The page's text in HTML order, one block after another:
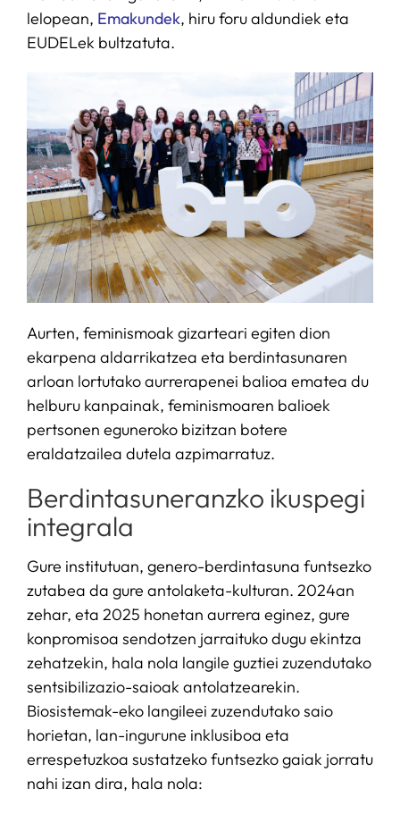
lelopean, Emakundek, hiru foru aldundiek eta
EUDELek bultzatuta.
Aurten, feminismoak gizarteari egiten dion
ekarpena aldarrikatzea eta berdintasunaren
arloan lortutako aurrerapenei balioa ematea du
helburu kanpainak, feminismoaren balioek
pertsonen eguneroko bizitzan botere
eraldatzailea dutela azpimarratuz.
Berdintasuneranzko ikuspegi
integrala
Gure institutuan, genero-berdintasuna funtsezko
zutabea da gure antolaketa-kulturan. 2024an
zehar, eta 2025 honetan aurrera eginez, gure
konpromisoa sendotzen jarraituko dugu ekintza
zehatzekin, hala nola langile guztiei zuzendutako
sentsibilizazio-saioak antolatzearekin.
Biosistemak-eko langileei zuzendutako saio
horietan, lan-ingurune inklusiboa eta
errespetuzkoa sustatzeko funtsezko gaiak jorratu
nahi izan dira, hala nola: